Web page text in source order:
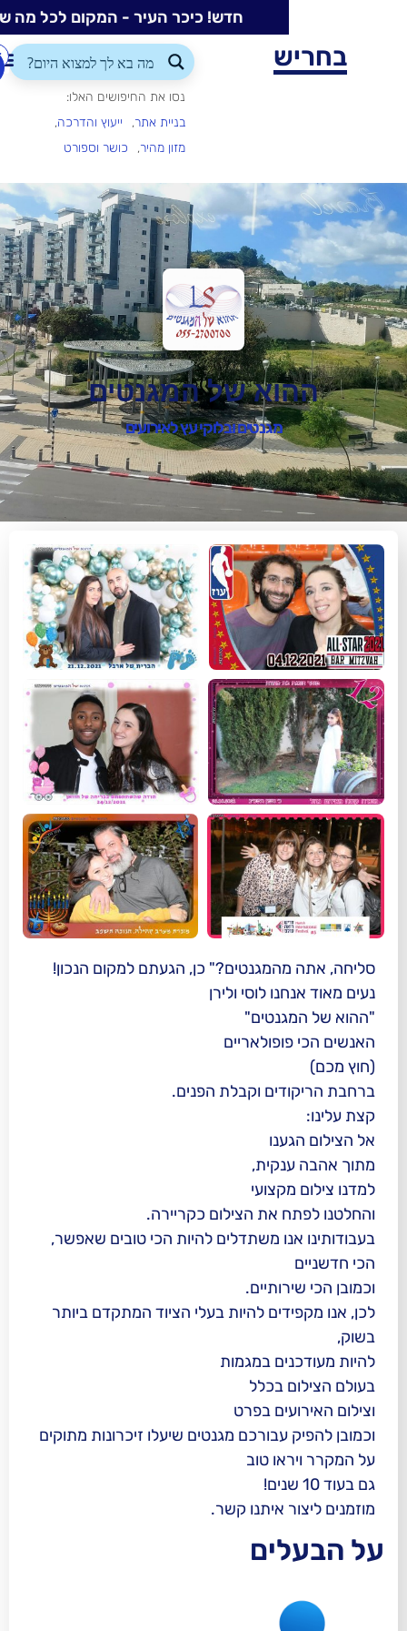
חדש! כיכר העיר - המקום לכל מה שקורה בעיר
ייעוץ והדרכה
כושר וספורט
התחברות/הרשמה
הוספת
עסק
של המגנטים
מגנטים ובלוקי עץ לאירועים
כן, הגעתם למקום הנכון!
לוסי ולירן
וקבלת הפנים.
את הצילום כקריירה.
משתדלים להיות הכי טובים שאפשר,
להיות בעלי הציוד המתקדם ביותר
במגמות
בכלל
בפרט
מגנטים שיעלו זיכרונות מתוקים
טוב
איתנו קשר.